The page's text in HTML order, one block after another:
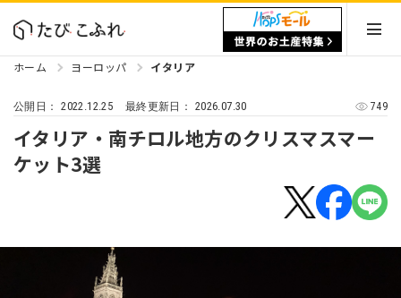
ホーム ヨーロッパ イタリア
公開日：2022.12.25 最終更新日： 2026.07.30 749
イタリア・南チロル地方のクリスマスマー
ケット3選